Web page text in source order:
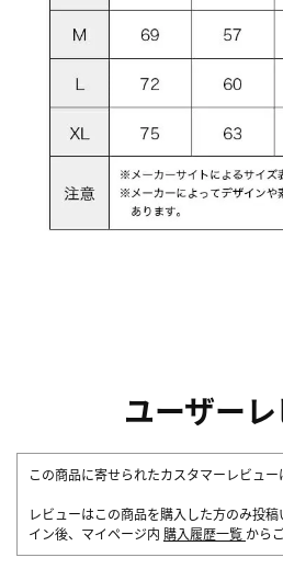
ユーザー
この商品に寄せられたカスタマーレビュー
レビューはこの商品を購入した方のみ投
イン後、マイページ内 購入履歴一覧 から